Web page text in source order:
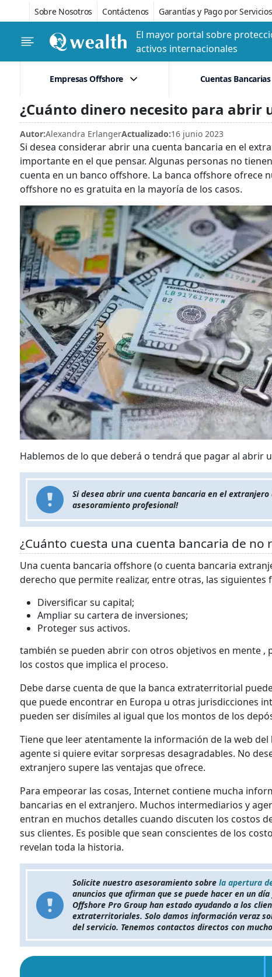
Sobre Nosotros Contáctenos Garantías y Pago por Servicios
El mayor portal sobre
activos internacionales
Empresas Offshore Cuentas Bancarias
¿Cuánto dinero necesito para abrir
Autor:Alexandra ErlangerActualizado:16 junio 2023
Si desea considerar abrir una cuenta bancaria en el
importante en el que pensar. Algunas personas no
cuenta en un banco offshore. La banca offshore ofrece
offshore no es gratuita en la mayoría de los casos.
Hablemos de lo que deberá o tendrá que pagar al abrir
Si desea abrir una cuenta bancaria en el
asesoramiento profesional!
¿Cuánto cuesta una cuenta bancaria de
Una cuenta bancaria offshore (o cuenta bancaria
derecho que permite realizar, entre otras, las siguientes
Diversificar su capital;
Ampliar su cartera de inversiones;
Proteger sus activos.
también se pueden abrir con otros objetivos en mente ,
los costos que implica el proceso.
Debe darse cuenta de que la banca extraterritorial
que puede encontrar en Europa u otras jurisdicciones
pueden ser disímiles al igual que los montos de los
Tiene que leer atentamente la información de la web
agente si quiere evitar sorpresas desagradables. No
extranjero supere las ventajas que ofrece.
Para empeorar las cosas, Internet contiene mucha
bancarias en el extranjero. Muchos intermediarios y
entran en muchos detalles cuando discuten los costos
sus clientes. Es posible que sean conscientes de los
revelan toda la historia.
Solicite nuestro asesoramiento sobre la apertura
anuncios que afirman que se puede hacer en un
Offshore Pro Group han estado ayudando a los
extraterritoriales. Solo damos información veraz
del servicio. Tenemos contactos directos con